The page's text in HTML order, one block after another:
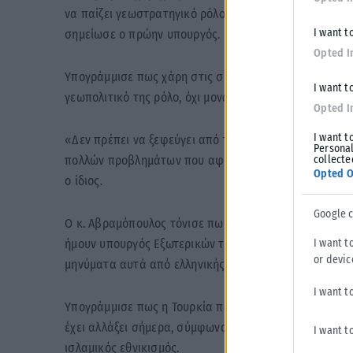
I want
Opted
I want
Opted
I want
Opted
Google
I want
or
I want
I want
να παίζει γεωστρατηγικό ρόλο, έχουμε ένα
σημείωσε ο πρώην υπουργός.
Υπογράμμισε πως χάρη στις σωστές κινήσεις του
γεωπολιτικό της ρόλο, όχι μονάχα στη Βαλκανική
«Δεν πρέπει να ξεφεύγει από την προσοχή μας το
πολλών προβλημάτων που αφορούν στην οριοθέτηση
ο ίδιος.
Ο κ. Αβραμόπουλος τόνισε πως οι διερευνητικές
ήμουν υπουργός Εξωτερικών τις προώθησα, πρέπει
μηνύματα αυτά από ελληνικής πλευράς» προσέθεσε.
Υπογράμμισε πως η Τουρκία παλαιότερα δεν
έχει αλλάξει σήμερα, σύμφωνα με τον ίδιο, είναι το
ισλαμικός εθνικισμός.